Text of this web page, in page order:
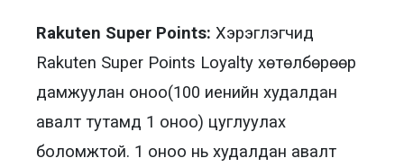
Rakuten Super Points: Хэрэглэгчид
Rakuten Super Points Loyalty хөтөлбөрөөр
дамжуулан оноо(100 иенийн худалдан
авалт тутамд 1 оноо) цуглуулах
боломжтой. 1 оноо нь худалдан авалт